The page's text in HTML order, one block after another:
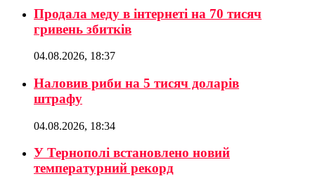
Продала меду в інтернеті на 70 тисяч
гривень збитків
04.08.2026, 18:37
Наловив риби на 5 тисяч доларів
штрафу
04.08.2026, 18:34
У Тернополі встановлено новий
температурний рекорд